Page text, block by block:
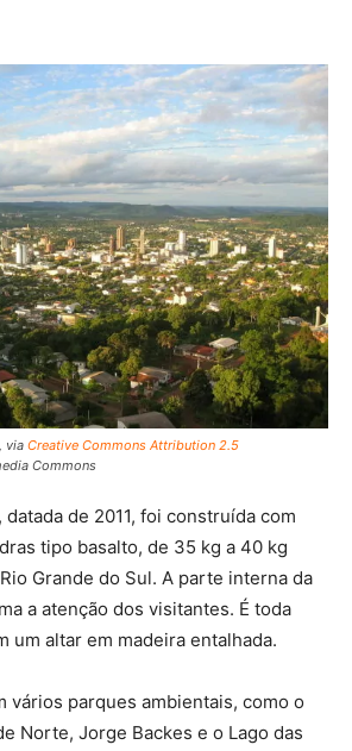
via Creative Commons Attribution 2.5
Commons
datada de 2011, foi construída com
tipo basalto, de 35 kg a 40 kg
Grande do Sul. A parte interna da
a atenção dos visitantes. É toda
um altar em madeira entalhada.
vários parques ambientais, como o
Norte, Jorge Backes e o Lago das